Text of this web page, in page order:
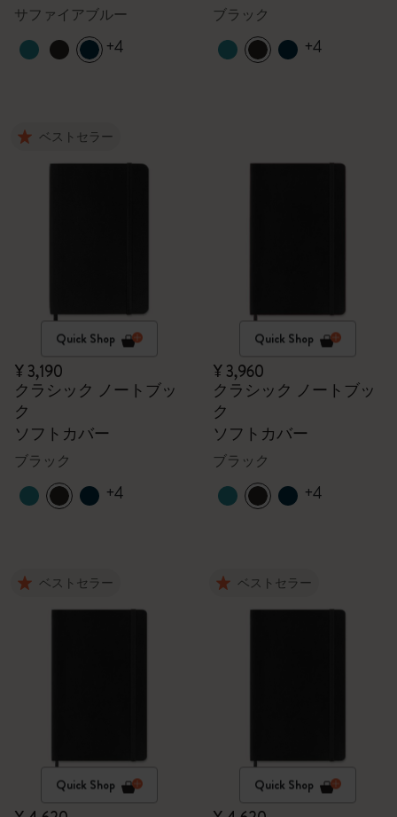
サファイアブルー
+4
ブラック
+4
ベストセラー
Quick Shop
¥ 3,190
クラシック ノートブッ
ク
ソフトカバー
ブラック
+4
Quick Shop
¥ 3,960
クラシック ノートブッ
ク
ソフトカバー
ブラック
+4
ベストセラー
Quick Shop
ベストセラー
Quick Shop